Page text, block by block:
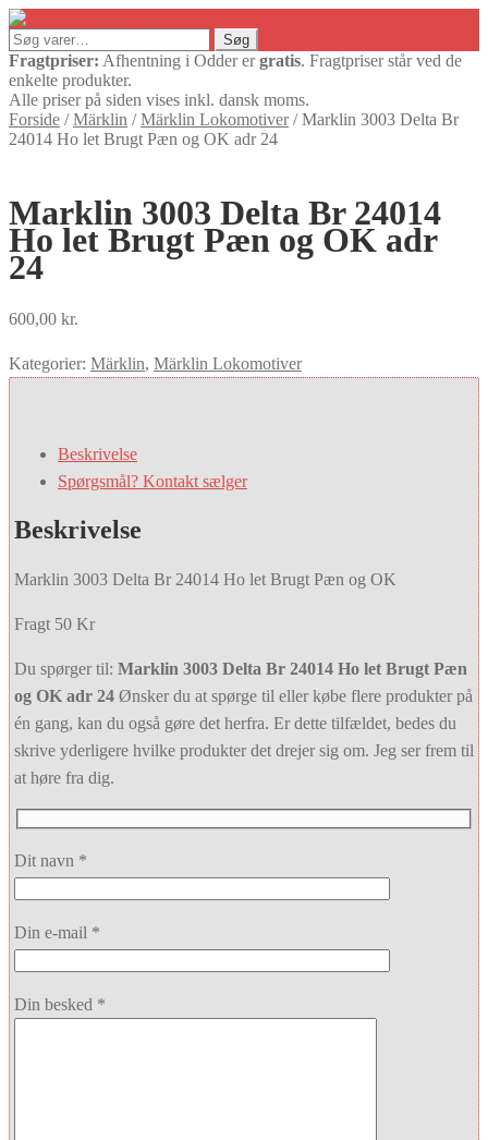
Søg
efter:
Søg
Fragtpriser: Afhentning i Odder ergratis. Fragtpriser står ved de
enkelte produkter.
Alle priser på siden vises inkl. dansk moms.
Forside /Märklin /Märklin Lokomotiver/Marklin 3003 Delta Br
24014 Ho let Brugt Pæn og OK adr 24
Marklin 3003 Delta Br 24014
Ho let Brugt Pæn og OK adr
24
600,00 kr.
Kategorier: Märklin, Märklin Lokomotiver
Beskrivelse
Spørgsmål? Kontakt sælger
Beskrivelse
Marklin 3003 Delta Br 24014 Ho let Brugt Pæn og OK
Fragt 50 Kr
Du spørger til: Marklin 3003 Delta Br 24014 Ho let Brugt Pæn
og OK adr 24 Ønsker du at spørge til eller købe flere produkter på
én gang, kan du også gøre det herfra. Er dette tilfældet, bedes du
skrive yderligere hvilke produkter det drejer sig om. Jeg ser frem til
at høre fra dig.
Dit navn *
Din e-mail *
Din besked *